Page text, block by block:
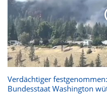
Verdächtiger
Bundesstaat Washington